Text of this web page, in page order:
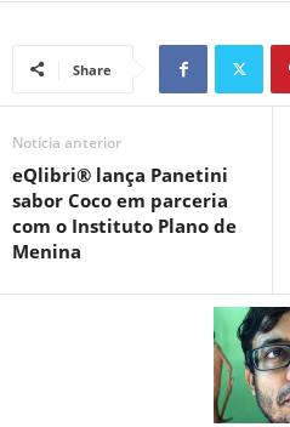
Share
Notícia anterior
eQlibri® lança Panetini
sabor Coco em parceria
com o Instituto Plano de
Menina